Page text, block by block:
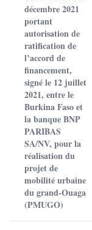
décembre 2021
portant
autorisation de
ratification de
l’accord de
financement,
signé le 12 juillet
2021, entre le
Burkina Faso et
la banque BNP
PARIBAS
SA/NV, pour la
réalisation du
projet de
mobilité urbaine
du grand-Ouaga
(PMUGO)